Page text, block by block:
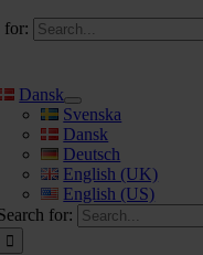
for:
Dansk
Svenska
Dansk
Deutsch
English (UK)
English (US)
for: